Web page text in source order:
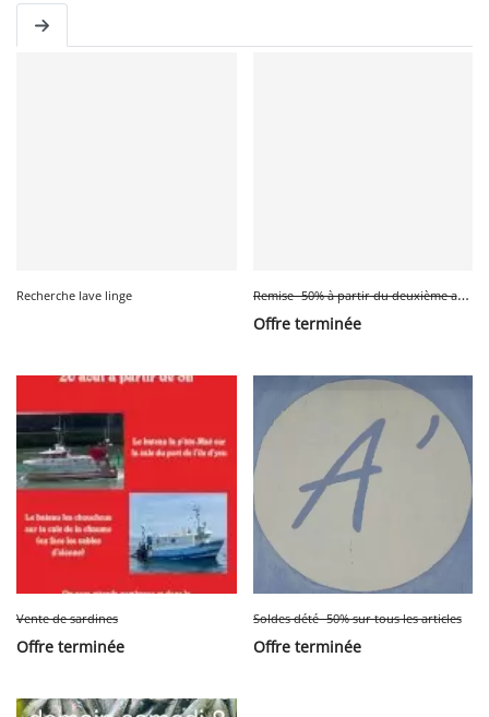
Recherche lave linge R
emise -50% à partir du deuxième article acheté
Offre terminée
Vente de sardines
Offre terminée
Soldes dété -50% sur tous les articles
Offre terminée